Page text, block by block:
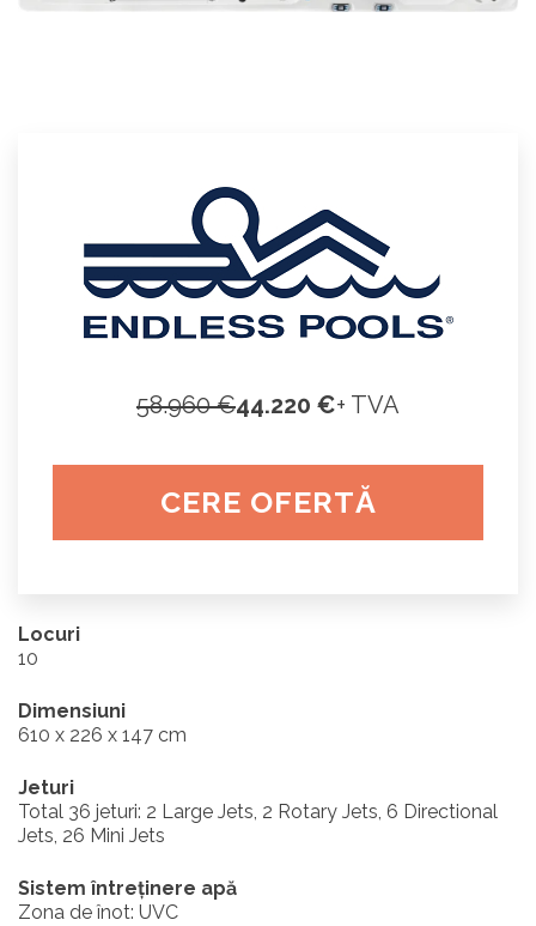
58.960 €44.220 €+ TVA
CERE OFERTĂ
Locuri
10
Dimensiuni
610 x 226 x 147 cm
Jeturi
Total 36 jeturi: 2 Large Jets, 2 Rotary Jets, 6 Directional
Jets, 26 Mini Jets
Sistem întreținere apă
Zona de înot: UVC